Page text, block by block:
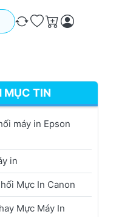
khi bạn nhập. Nhấn phím
So sánh
Ưa thích
Giỏ hàng
MỤC TIN
máy in Epson
in
Mực In Canon
Mực Máy In